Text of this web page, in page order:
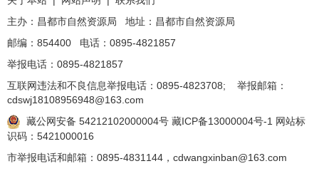
主办：昌都市自然资源局 地址：昌都市自然资源局
邮编：854400 电话：0895-4821857
举报电话：0895-4821857
互联网违法和不良信息举报电话：0895-4823708; 举报邮箱：
cdswj18108956948@163.com
藏公网安备 54212102000004号 藏ICP备13000004号-1 网站标
识码：5421000016
市举报电话和邮箱：0895-4831144，cdwangxinban@163.com